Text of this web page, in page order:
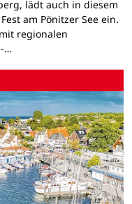
lädt auch in diesem
am Pönitzer See ein.
regionalen
…